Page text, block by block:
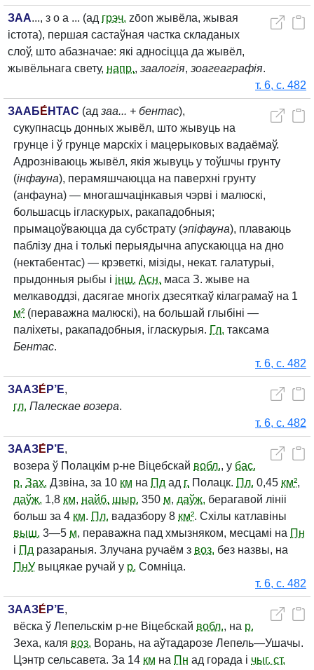
ЗАА..., зоа ... (ад грэч. zōon жывёла, жывая
істота), першая састаўная частка складаных
слоў, што абазначае: які адносіцца да жывёл,
жывёльнага свету, напр., заалогія, зоагеаграфія.
т. 6, с. 482
ЗААБ Е́ НТАС (ад заа... + бентас),
сукупнасць донных жывёл, што жывуць на
грунце і ў грунце марскіх і мацерыковых вадаёмаў.
Адрозніваюць жывёл, якія жывуць у тоўшчы грунту
(інфауна), перамяшчаюцца на паверхні грунту
(анфауна) — многашчацінкавыя чэрві і малюскі,
большасць ігласкурых, ракападобныя;
прымацоўваюцца да субстрату (эпіфауна), плаваюць
паблізу дна і толькі перыядычна апускаюцца на дно
(нектабентас) — крэветкі, мізіды, некат. галатурыі,
прыдонныя рыбы і інш. Асн. маса З. жыве на
мелкаводдзі, дасягае многіх дзесяткаў кілаграмаў на 1
м² (пераважна малюскі), на большай глыбіні —
паліхеты, ракападобныя, ігласкурыя. Гл. таксама
Бентас.
т. 6, с. 482
ЗААЗЕ́ Р’Е,
гл. Палескае возера.
т. 6, с. 482
ЗААЗЕ́ Р’Е,
возера ў Полацкім р-не Віцебскай вобл., у бас.
р. Зах. Дзвіна, за 10 км на Пд ад г. Полацк. Пл. 0,45 км²,
даўж. 1,8 км, найб. шыр. 350 м, даўж. берагавой лініі
больш за 4 км. Пл. вадазбору 8 км². Схілы катлавіны
выш. 3—5 м, пераважна пад хмызняком, месцамі на Пн
і Пд разараныя. Злучана ручаём з воз. без назвы, на
ПнУ выцякае ручай у р. Сомніца.
т. 6, с. 482
ЗААЗЕ́ Р’Е,
вёска ў Лепельскім р-не Віцебскай вобл., на р.
Зеха, каля воз. Ворань, на аўтадарозе Лепель—Ушачы.
Цэнтр сельсавета. За 14 км на Пн ад горада і чыг. ст.